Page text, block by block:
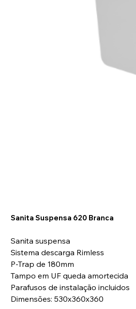
Sanita Suspensa 620 Branca
Sanita suspensa
Sistema descarga Rimless
P-Trap de 180mm
Tampo em UF queda amortecida
Parafusos de instalação incluidos
Dimensões: 530x360x360